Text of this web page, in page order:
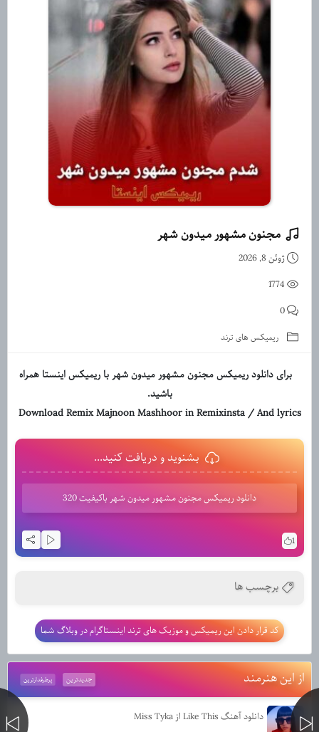
دانلود ریمیکس مجنون مشهور
مجنون مشهور میدون شهر
ژوئن 8, 2026
1774
0
ریمیکس های ترند
برای دانلود ریمیکس مجنون مشهور میدون شهر با ریمیکس اینستا همراه
باشید.
Download Remix Majnoon Mashhoor in Remixinsta / And lyrics
بشنوید و دریافت کنید...
دانلود ریمیکس مجنون مشهور میدون شهر باکیفیت 320
1
برچسب ها
کد قرار دادن این ریمیکس و موزیک های ترند اینستاگرام در وبلاگ شما
از این هنرمند پرطرفدارترین جدیدترین
دانلود آهنگ Like This از Miss Tyka